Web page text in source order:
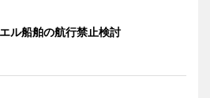
ル船舶の航行禁止検討